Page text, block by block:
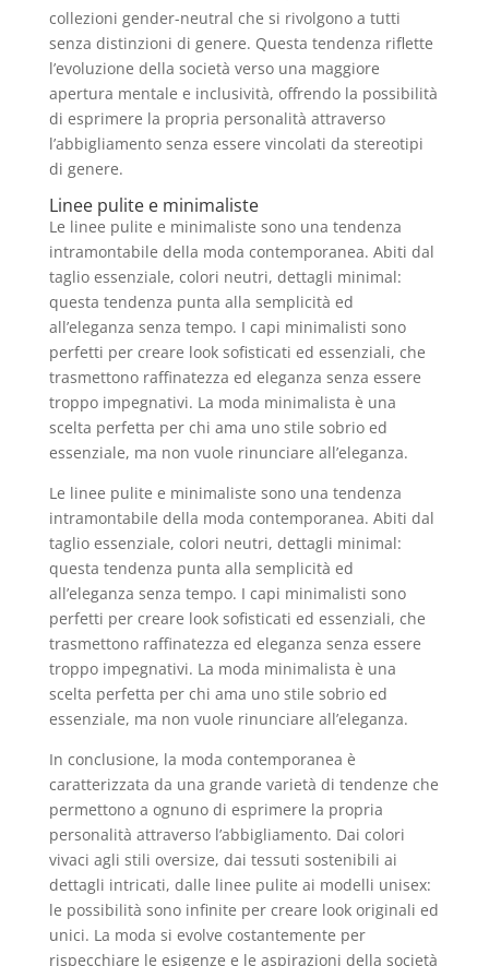
collezioni gender-neutral che si rivolgono a tutti
senza distinzioni di genere. Questa tendenza riflette
l’evoluzione della società verso una maggiore
apertura mentale e inclusività, offrendo la possibilità
di esprimere la propria personalità attraverso
l’abbigliamento senza essere vincolati da stereotipi
di genere.
Linee pulite e minimaliste
Le linee pulite e minimaliste sono una tendenza
intramontabile della moda contemporanea. Abiti dal
taglio essenziale, colori neutri, dettagli minimal:
questa tendenza punta alla semplicità ed
all’eleganza senza tempo. I capi minimalisti sono
perfetti per creare look sofisticati ed essenziali, che
trasmettono raffinatezza ed eleganza senza essere
troppo impegnativi. La moda minimalista è una
scelta perfetta per chi ama uno stile sobrio ed
essenziale, ma non vuole rinunciare all’eleganza.
Le linee pulite e minimaliste sono una tendenza
intramontabile della moda contemporanea. Abiti dal
taglio essenziale, colori neutri, dettagli minimal:
questa tendenza punta alla semplicità ed
all’eleganza senza tempo. I capi minimalisti sono
perfetti per creare look sofisticati ed essenziali, che
trasmettono raffinatezza ed eleganza senza essere
troppo impegnativi. La moda minimalista è una
scelta perfetta per chi ama uno stile sobrio ed
essenziale, ma non vuole rinunciare all’eleganza.
In conclusione, la moda contemporanea è
caratterizzata da una grande varietà di tendenze che
permettono a ognuno di esprimere la propria
personalità attraverso l’abbigliamento. Dai colori
vivaci agli stili oversize, dai tessuti sostenibili ai
dettagli intricati, dalle linee pulite ai modelli unisex:
le possibilità sono infinite per creare look originali ed
unici. La moda si evolve costantemente per
rispecchiare le esigenze e le aspirazioni della società